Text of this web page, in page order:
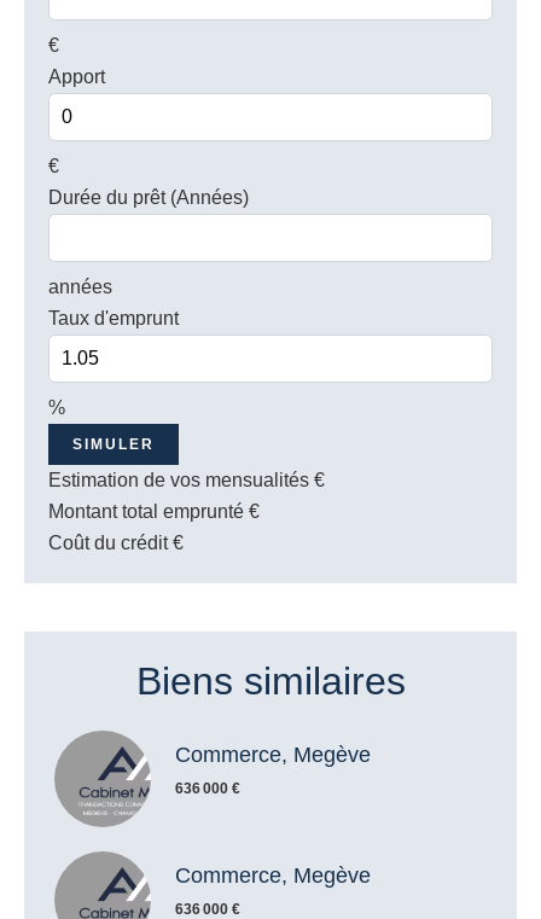
€
Apport
€
Durée du prêt (Années)
années
Taux d'emprunt
%
SIMULER
Estimation de vos mensualités €
Montant total emprunté €
Coût du crédit€
Biens similaires
Commerce, Megève
636 000 €
Commerce, Megève
636 000 €